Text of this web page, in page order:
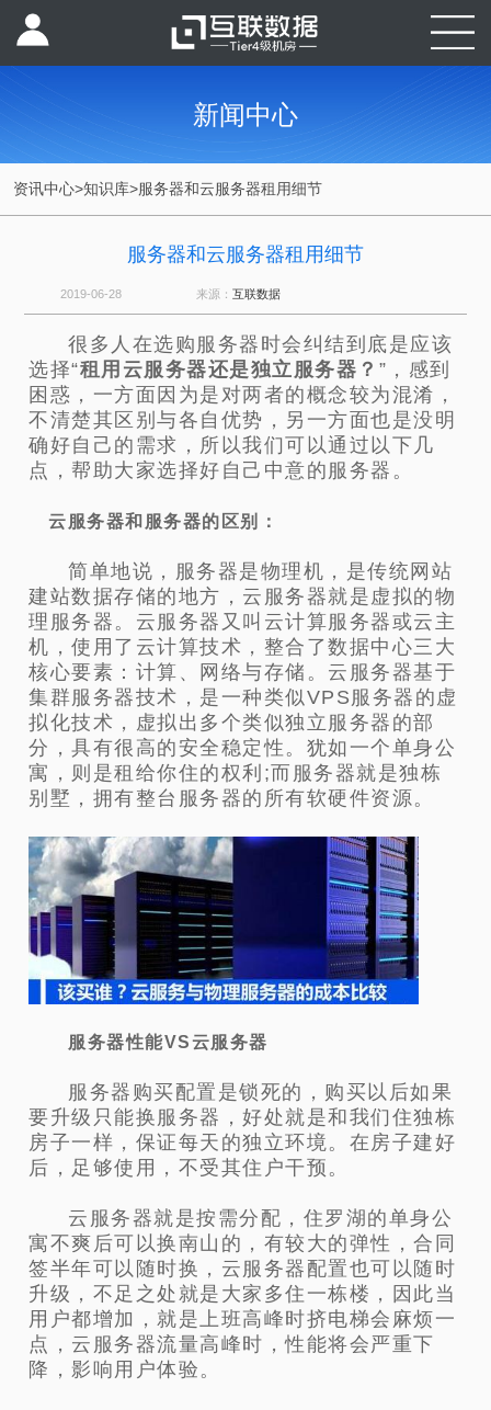
新闻中心
资讯中心>知识库>服务器和云服务器租用细节
服务器和云服务器租用细节
2019-06-28 来源： 互联数据
很多人在选购服务器时会纠结到底是应该
选择“租用云服务器还是独立服务器？ ”，感到
困惑，一方面因为是对两者的概念较为混淆，
不清楚其区别与各自优势，另一方面也是没明
确好自己的需求，所以我们可以通过以下几
点，帮助大家选择好自己中意的服务器。
云服务器和服务器的区别：
简单地说，服务器是物理机，是传统网站
建站数据存储的地方，云服务器就是虚拟的物
理服务器。云服务器又叫云计算服务器或云主
机，使用了云计算技术，整合了数据中心三大
核心要素：计算、网络与存储。云服务器基于
集群服务器技术，是一种类似VPS服务器的虚
拟化技术，虚拟出多个类似独立服务器的部
分，具有很高的安全稳定性。犹如一个单身公
寓，则是租给你住的权利;而服务器就是独栋
别墅，拥有整台服务器的所有软硬件资源。
服务器性能VS云服务器
服务器购买配置是锁死的，购买以后如果
要升级只能换服务器，好处就是和我们住独栋
房子一样，保证每天的独立环境。在房子建好
后，足够使用，不受其住户干预。
云服务器就是按需分配，住罗湖的单身公
寓不爽后可以换南山的，有较大的弹性，合同
签半年可以随时换，云服务器配置也可以随时
升级，不足之处就是大家多住一栋楼，因此当
用户都增加，就是上班高峰时挤电梯会麻烦一
点，云服务器流量高峰时，性能将会严重下
降，影响用户体验。